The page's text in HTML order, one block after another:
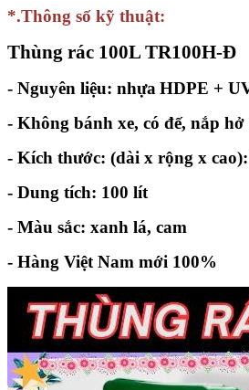
*.Thông số kỹ thuật:
Thùng rác 100L TR100H-Đ
- Nguyên liệu: nhựa HDPE +
- Không bánh xe, có đế, nắp
- Kích thước: (dài x rộng x
- Dung tích: 100 lít
- Màu sắc: xanh lá, cam
- Hàng Việt Nam mới 100%